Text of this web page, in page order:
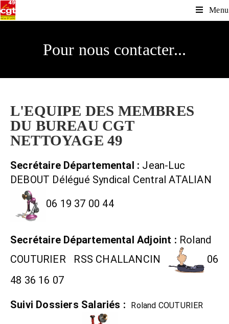
Menu
Pour nous contacter...
L'EQUIPE DES MEMBRES
DU BUREAU CGT
NETTOYAGE 49
Secrétaire Départemental : Jean-Luc
DEBOUT Délégué Syndical Central ATALIAN
06 19 37 00 44
Secrétaire Départemental Adjoint : Roland
COUTURIER RSS CHALLANCIN
06
48 36 16 07
Suivi Dossiers Salariés :
Roland COUTURIER